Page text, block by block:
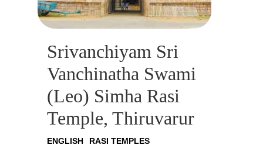
Srivanchiyam Sri
Vanchinatha Swami
(Leo) Simha Rasi
Temple, Thiruvarur
ENGLISH RASI TEMPLES